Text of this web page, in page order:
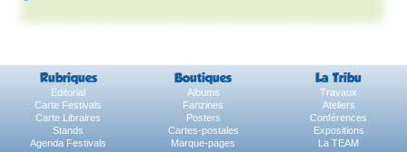
Rubriques Boutiques La Tribu
Éditorial Albums
Travaux
Carte Festivals
Fanzines
Ateliers
Carte Libraires
Posters
Conférences
Stands
Cartes-postales
Expositions
Agenda Festivals
Marque-pages La TEAM